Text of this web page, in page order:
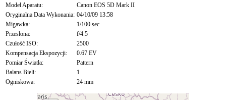
Model Aparatu:
Canon EOS 5D Mark II
Oryginalna Data Wykonania: 04/10/09 13:58
Migawka:
1/100 sec
Przesłona:
f/4.5
Czułość ISO:
2500
Kompensacja Ekspozycji:
0.67 EV
Pomiar Światła:
Pattern
Balans Bieli:
1
Ogniskowa:
24 mm